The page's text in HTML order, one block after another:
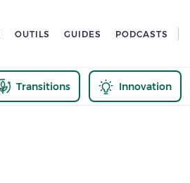
OUTILS GUIDES PODCASTS
Transitions Innovation